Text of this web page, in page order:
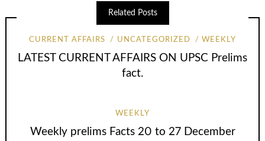
Related Posts
CURRENT AFFAIRS UNCATEGORIZED WEEKLY
LATEST CURRENT AFFAIRS ON UPSC Prelims
fact.
WEEKLY
Weekly prelims Facts 20 to 27 December